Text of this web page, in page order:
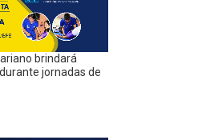
brindará
jornadas de